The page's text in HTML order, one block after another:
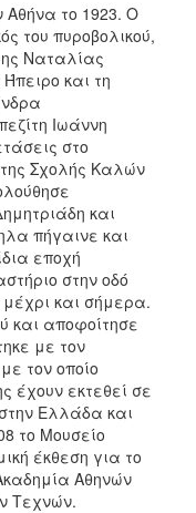
το 1923. Ο
του πυροβολικού,
Ναταλίας
και τη
Ιωάννη
στο
Σχολής Καλών
και
πήγαινε και
εποχή
στην οδό
και σήμερα.
και αποφοίτησε
με τον
τον οποίο
έχουν εκτεθεί σε
Ελλάδα και
το Μουσείο
έκθεση για το
Αθηνών
Τεχνών.